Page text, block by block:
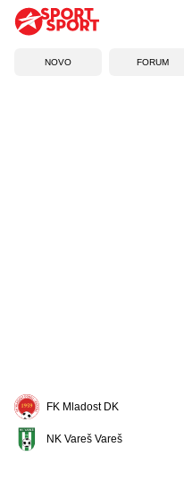
NOVO FORUM
FK Mladost DK
NK Vareš Vareš